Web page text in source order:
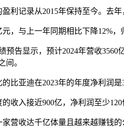
利记录从2015年保持至今。去
，与上一年同期相比下降12%，
告显示，预计2024年营收3560
间。
比亚迪在2023年的年度净利润是
收入接近900亿，净利润至少
营收达千亿体量且越来越赚钱的